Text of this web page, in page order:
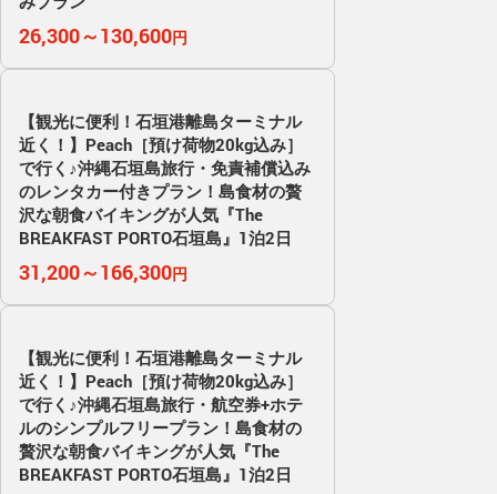
26,300～130,600円
【観光に便利！石垣港離島ターミナル
近く！】Peach［預け荷物20kg込み］
で行く♪沖縄石垣島旅行・免責補償込み
のレンタカー付きプラン！島食材の贅
沢な朝食バイキングが人気『The
BREAKFAST PORTO石垣島』1泊2日
31,200～166,300円
【観光に便利！石垣港離島ターミナル
近く！】Peach［預け荷物20kg込み］
で行く♪沖縄石垣島旅行・航空券+ホテ
ルのシンプルフリープラン！島食材の
贅沢な朝食バイキングが人気『The
BREAKFAST PORTO石垣島』1泊2日